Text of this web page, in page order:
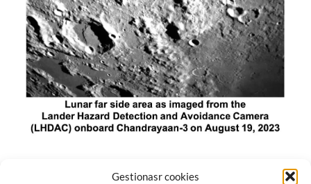
Gestionasr cookies